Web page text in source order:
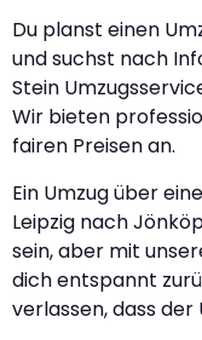
Du planst einen
und suchst nach
Stein
Wir bieten
fairen Preisen an.
Ein Umzug über
Leipzig nach
sein, aber mit
dich entspannt
verlassen, dass